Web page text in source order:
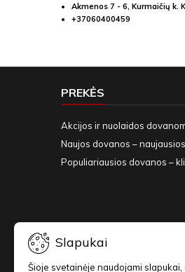
Akmenos 7 - 6, Kurmaičių k.
+37060400459
PREKĖS
Akcijos ir nuolaidos
Naujos dovanos –
Populiariausios dovanos –
Slapukai
Šioje svetainėje naudojami